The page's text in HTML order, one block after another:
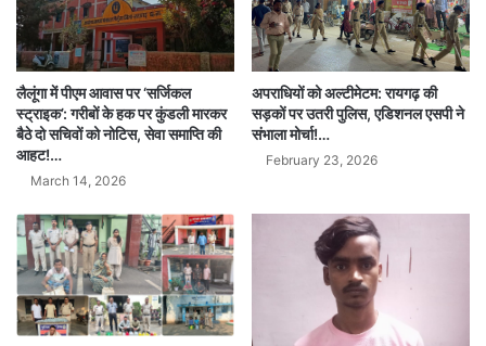
लैलूंगा में पीएम आवास पर ‘सर्जिकल
स्ट्राइक’: गरीबों के हक पर कुंडली मारकर
बैठे दो सचिवों को नोटिस, सेवा समाप्ति की
आहट!…
March 14, 2026
अपराधियों को अल्टीमेटम: रायगढ़ की
सड़कों पर उतरी पुलिस, एडिशनल एसपी ने
संभाला मोर्चा!…
February 23, 2026